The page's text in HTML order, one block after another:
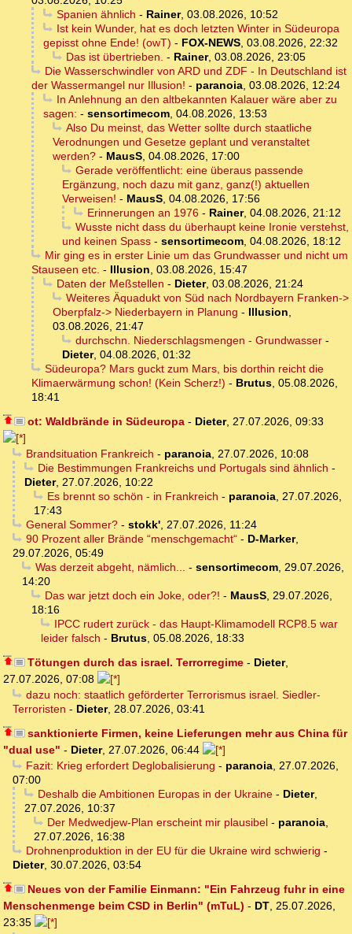
Spanien ähnlich - Rainer, 03.08.2026, 10:52
Ist kein Wunder, hat es doch letzten Winter in Südeuropa
gepisst ohne Ende! (owT) - FOX-NEWS, 03.08.2026, 22:32
Das ist übertrieben. - Rainer, 03.08.2026, 23:05
Die Wasserschwindler von ARD und ZDF - In Deutschland ist
der Wassermangel nur Illusion! - paranoia, 03.08.2026, 12:24
In Anlehnung an den altbekannten Kalauer wäre aber zu
sagen: - sensortimecom, 04.08.2026, 13:53
Also Du meinst, das Wetter sollte durch staatliche
Verodnungen und Gesetze geplant und veranstaltet
werden? - MausS, 04.08.2026, 17:00
Gerade veröffentlicht: eine überaus passende
Ergänzung, noch dazu mit ganz, ganz(!) aktuellen
Verweisen! - MausS, 04.08.2026, 17:56
Erinnerungen an 1976- Rainer, 04.08.2026, 21:12
Wusste nicht dass du überhaupt keine Ironie verstehst,
und keinen Spass - sensortimecom, 04.08.2026, 18:12
Mir ging es in erster Linie um das Grundwasser und nicht um
Stauseen etc. - Illusion, 03.08.2026, 15:47
Daten der Meßstellen - Dieter, 03.08.2026, 21:24
Weiteres Äquadukt von Süd nach Nordbayern Franken->
Oberpfalz-> Niederbayern in Planung - Illusion,
03.08.2026, 21:47
durchschn. Niederschlagsmengen - Grundwasser-
Dieter, 04.08.2026, 01:32
Südeuropa? Mars guckt zum Mars, bis dorthin reicht die
Klimaerwärmung schon! (Kein Scherz!) - Brutus, 05.08.2026,
18:41
ot: Waldbrände in Südeuropa- Dieter, 27.07.2026, 09:33
Brandsituation Frankreich - paranoia, 27.07.2026, 10:08
Die Bestimmungen Frankreichs und Portugals sind ähnlich -
Dieter, 27.07.2026, 10:22
Es brennt so schön - in Frankreich - paranoia, 27.07.2026,
17:43
General Sommer?- stokk', 27.07.2026, 11:24
90 Prozent aller Brände “menschgemacht“- D-Marker,
29.07.2026, 05:49
Was derzeit abgeht, nämlich... - sensortimecom, 29.07.2026,
14:20
Das war jetzt doch ein Joke, oder?! - MausS, 29.07.2026,
18:16
IPCC rudert zurück - das Haupt-Klimamodell RCP8.5 war
leider falsch - Brutus, 05.08.2026, 18:33
Tötungen durch das israel. Terrorregime- Dieter,
27.07.2026, 07:08
dazu noch: staatlich geförderter Terrorismus israel. Siedler-
Terroristen - Dieter, 28.07.2026, 03:41
sanktionierte Firmen, keine Lieferungen mehr aus China für
"dual use" - Dieter, 27.07.2026, 06:44
Fazit: Krieg erfordert Deglobalisierung - paranoia, 27.07.2026,
07:00
Deshalb die Ambitionen Europas in der Ukraine- Dieter,
27.07.2026, 10:37
Der Medwedjew-Plan erscheint mir plausibel- paranoia,
27.07.2026, 16:38
Drohnenproduktion in der EU für die Ukraine wird schwierig -
Dieter, 30.07.2026, 03:54
Neues von der Familie Einmann: "Ein Fahrzeug fuhr in eine
Menschenmenge beim CSD in Berlin" (mTuL) - DT, 25.07.2026,
23:35